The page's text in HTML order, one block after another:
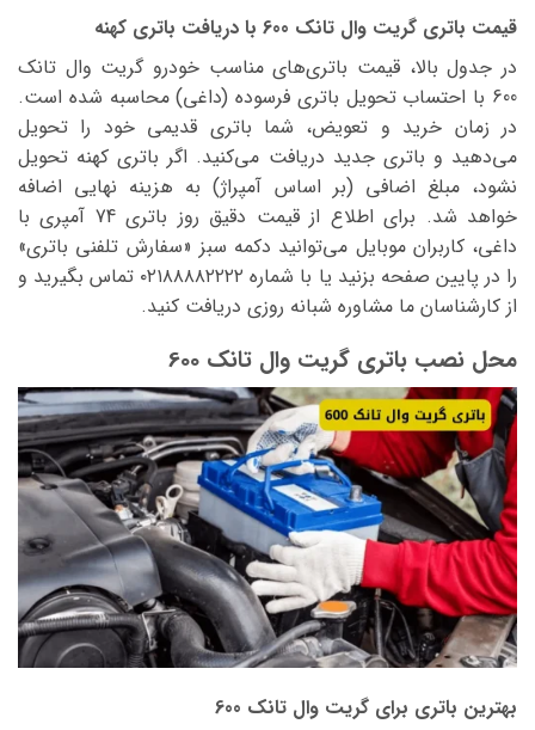
قیمت باتری گریت وال تانک 600 با دریافت باتری کهنه
در جدول بالا، قیمت باتری‌های مناسب خودرو گریت وال تانک
600 با احتساب تحویل باتری فرسوده (داغی) محاسبه شده است.
در زمان خرید و تعویض، شما باتری قدیمی خود را تحویل
می‌دهید و باتری جدید دریافت می‌کنید. اگر باتری کهنه تحویل
نشود، مبلغ اضافی (بر اساس آمپراژ) به هزینه نهایی اضافه
خواهد شد. برای اطلاع از قیمت دقیق روز باتری 74 آمپری با
داغی، کاربران موبایل می‌توانید دکمه سبز «سفارش تلفنی باتری»
را در پایین صفحه بزنید یا با شماره ۰۲۱۸۸۸۸۲۲۲۲ تماس بگیرید و
از کارشناسان ما مشاوره شبانه روزی دریافت کنید.
محل نصب باتری گریت وال تانک 600
بهترین باتری برای گریت وال تانک 600